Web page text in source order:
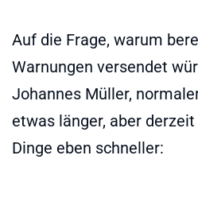
Auf die Frage, warum
Warnungen versendet
Johannes Müller,
etwas länger, aber
Dinge eben schneller: